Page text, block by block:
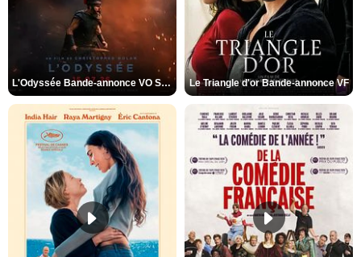
L'Odyssée Bande-annonce VO STFR Le Triangle d'or Bande-annonce VF